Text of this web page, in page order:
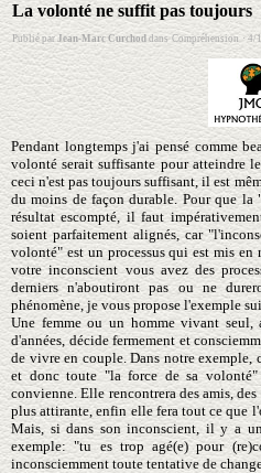
La volonté ne suffit pas toujours
Publié parJean-Marc Curchod dansCompréhension·4/
Pendant longtemps j'ai pensé comme
volonté serait suffisante pour atteindre
ceci n'est pas toujours suffisant, il est
du moins de façon durable. Pour que
résultat escompté, il faut
soient parfaitement alignés, car
volonté" est un processus qui est mis
votre inconscient vous avez des
derniers n'aboutiront pas ou ne
phénomène, je vous propose l'exemple
Une femme ou un homme vivant seul,
d'années, décide fermement et
de vivre en couple. Dans notre exemple,
et donc toute "la force de sa
convienne. Elle rencontrera des amis,
plus attirante, enfin elle fera tout ce que
Mais, si dans son inconscient, il y a
exemple: "tu es trop agé(e) pour
inconsciemment toute tentative de